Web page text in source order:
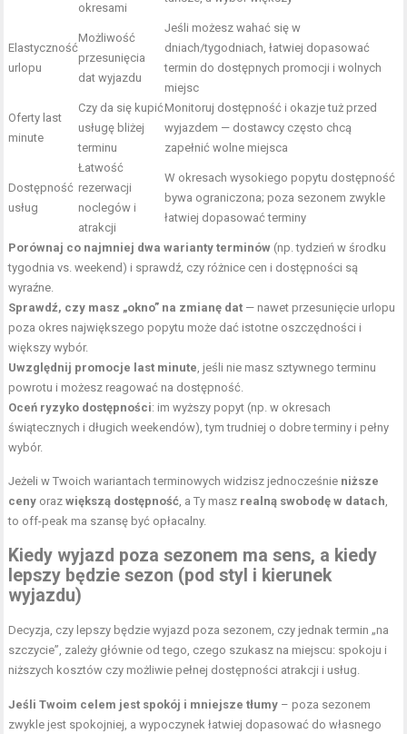
okresami
Elastyczność
urlopu
Możliwość
przesunięcia
dat wyjazdu
Jeśli możesz wahać się w
dniach/tygodniach, łatwiej dopasować
termin do dostępnych promocji i wolnych
miejsc
Oferty last
minute
Czy da się kupić
usługę bliżej
terminu
Monitoruj dostępność i okazje tuż przed
wyjazdem — dostawcy często chcą
zapełnić wolne miejsca
Dostępność
usług
Łatwość
rezerwacji
noclegów i
atrakcji
W okresach wysokiego popytu dostępność
bywa ograniczona; poza sezonem zwykle
łatwiej dopasować terminy
Porównaj co najmniej dwa warianty terminów (np. tydzień w środku
tygodnia vs. weekend) i sprawdź, czy różnice cen i dostępności są
wyraźne.
Sprawdź, czy masz „okno” na zmianę dat — nawet przesunięcie urlopu
poza okres największego popytu może dać istotne oszczędności i
większy wybór.
Uwzględnij promocje last minute , jeśli nie masz sztywnego terminu
powrotu i możesz reagować na dostępność.
Oceń ryzyko dostępności: im wyższy popyt (np. w okresach
świątecznych i długich weekendów), tym trudniej o dobre terminy i pełny
wybór.
Jeżeli w Twoich wariantach terminowych widzisz jednocześnie niższe
ceny orazwiększą dostępność , a Ty masz realną swobodę w datach
to off-peak ma szansę być opłacalny.
Kiedy wyjazd poza sezonem ma sens, a kiedy
lepszy będzie sezon (pod styl i kierunek
wyjazdu)
Decyzja, czy lepszy będzie wyjazd poza sezonem, czy jednak termin „na
szczycie”, zależy głównie od tego, czego szukasz na miejscu: spokoju i
niższych kosztów czy możliwie pełnej dostępności atrakcji i usług.
Jeśli Twoim celem jest spokój i mniejsze tłumy – poza sezonem
zwykle jest spokojniej, a wypoczynek łatwiej dopasować do własnego